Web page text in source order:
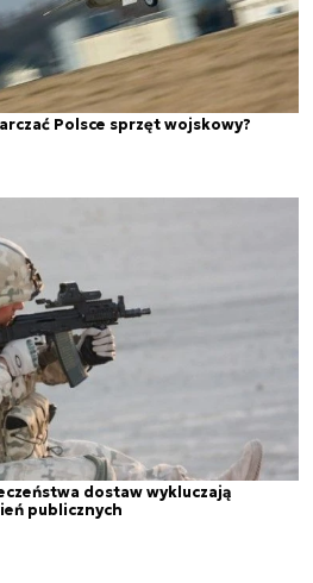
Polsce sprzęt wojskowy?
dostaw wykluczają
publicznych